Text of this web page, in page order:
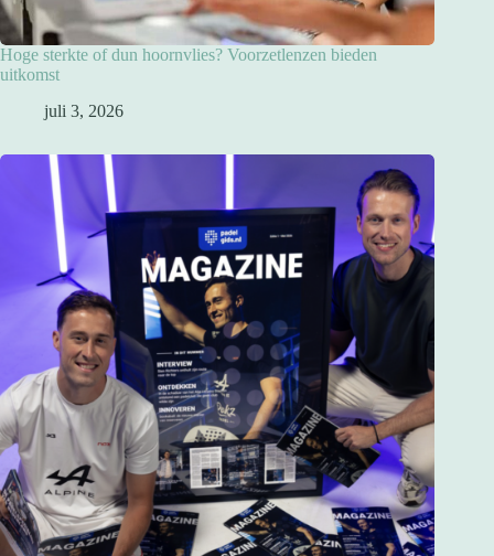
Hoge sterkte of dun hoornvlies? Voorzetlenzen bieden
uitkomst
juli 3, 2026